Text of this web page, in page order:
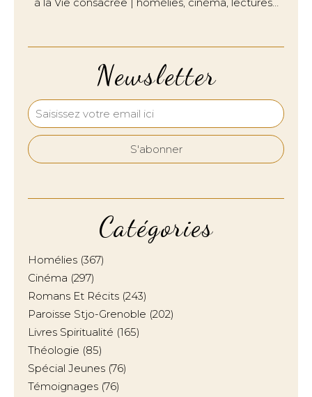
Newsletter
Catégories
Homélies (367)
Cinéma (297)
Romans Et Récits (243)
Paroisse Stjo-Grenoble (202)
Livres Spiritualité (165)
Théologie (85)
Spécial Jeunes (76)
Témoignages (76)